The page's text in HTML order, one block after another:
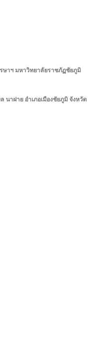
ษาฯ มหาวิทยาลัยราชภัฏชัยภูมิ
าฝาย อำเภอเมืองชัยภูมิ จังหวัด